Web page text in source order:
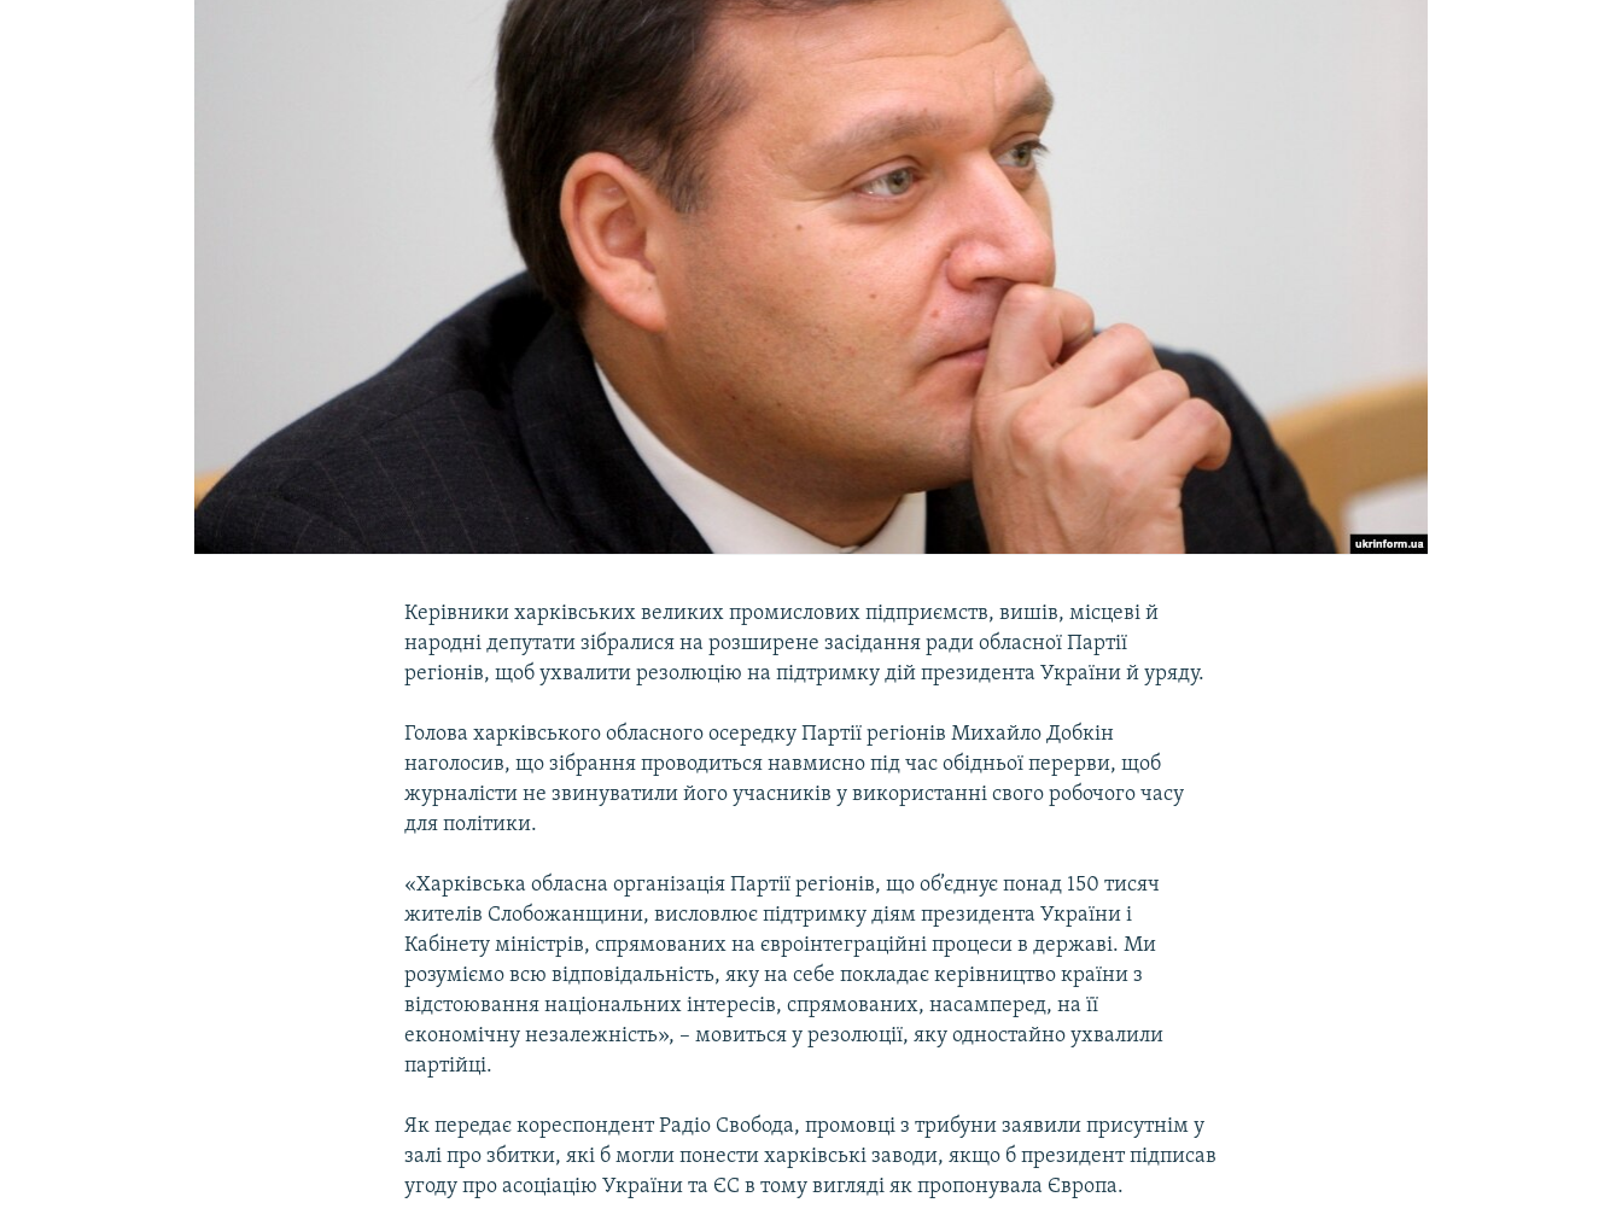
Керівники харківських великих промислових підприємств, вишів, місцеві й
народні депутати зібралися на розширене засідання ради обласної Партії
регіонів, щоб ухвалити резолюцію на підтримку дій президента України й уряду.
Голова харківського обласного осередку Партії регіонів Михайло Добкін
наголосив, що зібрання проводиться навмисно під час обідньої перерви, щоб
журналісти не звинуватили його учасників у використанні свого робочого часу
для політики.
«Харківська обласна організація Партії регіонів, що об’єднує понад 150 тисяч
жителів Слобожанщини, висловлює підтримку діям президента України і
Кабінету міністрів, спрямованих на євроінтеграційні процеси в державі. Ми
розуміємо всю відповідальність, яку на себе покладає керівництво країни з
відстоювання національних інтересів, спрямованих, насамперед, на її
економічну незалежність», – мовиться у резолюції, яку одностайно ухвалили
партійці.
Як передає кореспондент Радіо Свобода, промовці з трибуни заявили присутнім у
залі про збитки, які б могли понести харківські заводи, якщо б президент підписав
угоду про асоціацію України та ЄС в тому вигляді як пропонувала Європа.